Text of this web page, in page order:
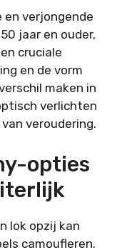
en verjongende
jaar en ouder,
cruciale
en de vorm
maken in
verlichten
veroudering.
opties
lok opzij kan
camoufleren.